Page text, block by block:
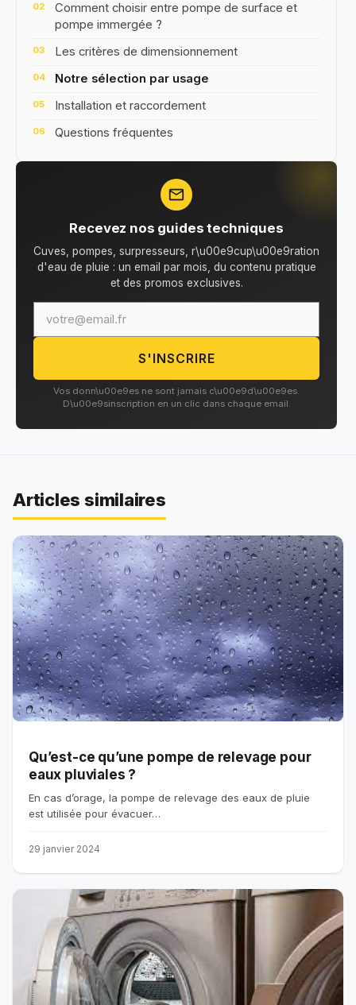
Comment choisir entre pompe de surface et
pompe immergée ?
Les critères de dimensionnement
Notre sélection par usage
Installation et raccordement
Questions fréquentes
mail_outline
Recevez nos guides techniques
Cuves, pompes, surpresseurs, r\u00e9cup\u00e9ration
d'eau de pluie : un email par mois, du contenu pratique
et des promos exclusives.
S'INSCRIRE
Vos donn\u00e9es ne sont jamais c\u00e9d\u00e9es.
D\u00e9sinscription en un clic dans chaque email.
Articles similaires
Qu’est-ce qu’une pompe de relevage pour
eaux pluviales ?
En cas d’orage, la pompe de relevage des eaux de pluie
est utilisée pour évacuer…
29 janvier 2024